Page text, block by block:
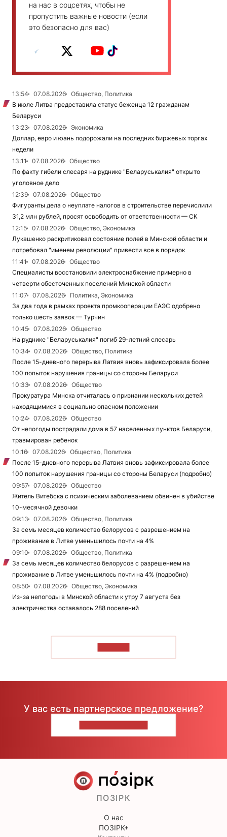
на нас в соцсетях, чтобы не
пропустить важные новости (если
это безопасно для вас)
13:54 07.08.2026
Общество, Политика
В июле Литва предоставила статус беженца 12 гражданам
Беларуси
13:23
07.08.2026
Экономика
Доллар, евро и юань подорожали на последних биржевых торгах
недели
13:11
07.08.2026
Общество
По факту гибели слесаря на руднике "Беларуськалия" открыто
уголовное дело
12:39
07.08.2026
Общество
Фигуранты дела о неуплате налогов в строительстве перечислили
31,2 млн рублей, просят освободить от ответственности — СК
12:15
07.08.2026
Общество, Экономика
Лукашенко раскритиковал состояние полей в Минской области и
потребовал "именем революции" привести все в порядок
11:41
07.08.2026
Общество
Специалисты восстановили электроснабжение примерно в
четверти обесточенных поселений Минской области
11:07
07.08.2026
Политика, Экономика
За два года в рамках проекта промкооперации ЕАЭС одобрено
только шесть заявок — Турчин
10:45
07.08.2026
Общество
На руднике "Беларуськалия" погиб 29-летний слесарь
10:34
07.08.2026
Общество, Политика
После 15-дневного перерыва Латвия вновь зафиксировала более
100 попыток нарушения границы со стороны Беларуси
10:33
07.08.2026
Общество
Прокуратура Минска отчиталась о признании нескольких детей
находящимися в социально опасном положении
10:24
07.08.2026
Общество
От непогоды пострадали дома в 57 населенных пунктов Беларуси,
травмирован ребенок
10:16
07.08.2026
Общество, Политика
После 15-дневного перерыва Латвия вновь зафиксировала более
100 попыток нарушения границы со стороны Беларуси (подробно)
09:57
07.08.2026
Общество
Житель Витебска с психическим заболеванием обвинен в убийстве
10-месячной девочки
09:13
07.08.2026
Общество, Политика
За семь месяцев количество белорусов с разрешением на
проживание в Литве уменьшилось почти на 4%
09:10
07.08.2026
Общество, Политика
За семь месяцев количество белорусов с разрешением на
проживание в Литве уменьшилось почти на 4% (подробно)
08:50
07.08.2026
Общество, Экономика
Из-за непогоды в Минской области к утру 7 августа без
электричества оставалось 288 поселений
У вас есть партнерское предложение?
ПОЗІРК
О нас
ПОЗІРК+